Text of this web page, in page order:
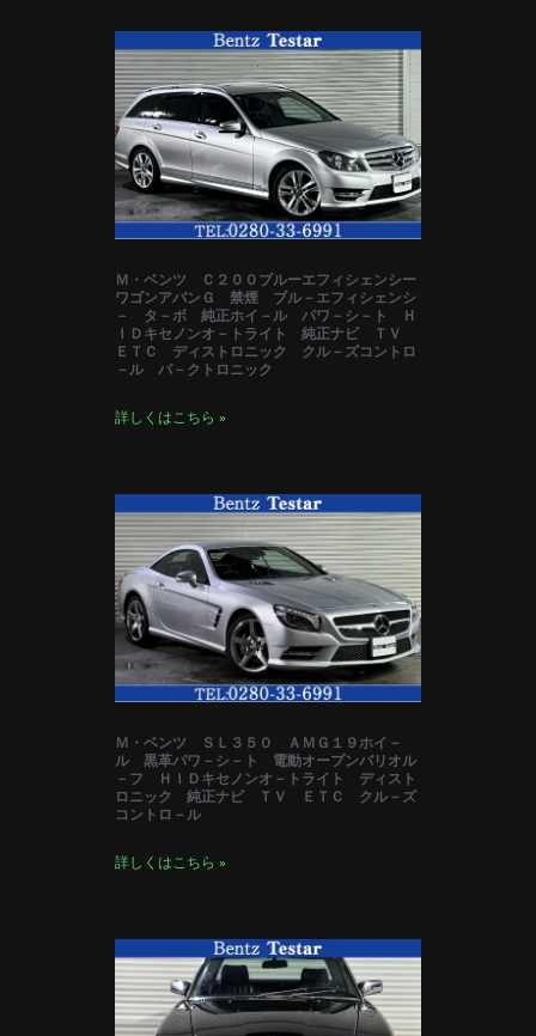
Ｍ・ベンツ Ｃ２００ブルーエフィシェンシー
ワゴンアバンＧ 禁煙 ブル－エフィシェンシ
－ タ－ボ 純正ホイ－ル パワ－シ－ト Ｈ
ＩＤキセノンオ－トライト 純正ナビ ＴＶ
ＥＴＣ ディストロニック クル－ズコントロ
－ル パ－クトロニック
詳しくはこちら »
Ｍ・ベンツ ＳＬ３５０ ＡＭＧ１９ホイ－
ル 黒革パワ－シ－ト 電動オープンバリオル
－フ ＨＩＤキセノンオ－トライト ディスト
ロニック 純正ナビ ＴＶ ＥＴＣ クル－ズ
コントロ－ル
詳しくはこちら »